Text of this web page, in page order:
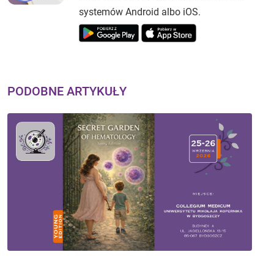
systemów Android albo iOS.
PODOBNE ARTYKUŁY